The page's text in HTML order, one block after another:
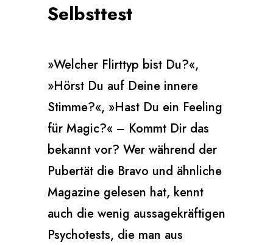
Selbsttest
»Welcher Flirttyp bist Du?«,
»Hörst Du auf Deine innere
Stimme?«, »Hast Du ein Feeling
für Magic?« – Kommt Dir das
bekannt vor? Wer während der
Pubertät die Bravo und ähnliche
Magazine gelesen hat, kennt
auch die wenig aussagekräftigen
Psychotests, die man aus